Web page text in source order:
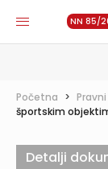
NN 85/
Početna >
športskim
Detalji